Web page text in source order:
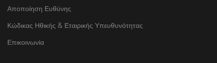
Αποποίηση Ευθύνης
Κώδικας Ηθικής & Εταιρικής Υπευθυνότητας
Επικοινωνία